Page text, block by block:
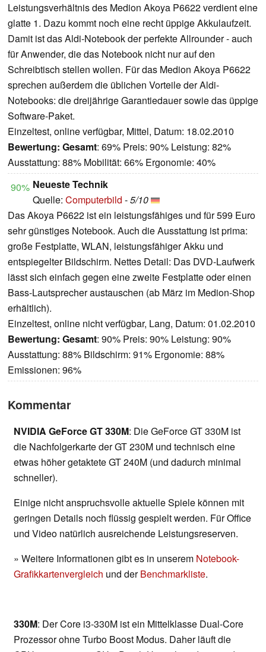
Leistungsverhältnis des Medion Akoya P6622 verdient eine
glatte 1. Dazu kommt noch eine recht üppige Akkulaufzeit.
Damit ist das Aldi-Notebook der perfekte Allrounder - auch
für Anwender, die das Notebook nicht nur auf den
Schreibtisch stellen wollen. Für das Medion Akoya P6622
sprechen außerdem die üblichen Vorteile der Aldi-
Notebooks: die dreijährige Garantiedauer sowie das üppige
Software-Paket.
Einzeltest, online verfügbar, Mittel, Datum: 18.02.2010
Bewertung: Gesamt: 69% Preis: 90% Leistung: 82%
Ausstattung: 88% Mobilität: 66% Ergonomie: 40%
90% Neueste Technik
Quelle: Computerbild -5/10
Das Akoya P6622 ist ein leistungsfähiges und für 599 Euro
sehr günstiges Notebook. Auch die Ausstattung ist prima:
große Festplatte, WLAN, leistungsfähiger Akku und
entspiegelter Bildschirm. Nettes Detail: Das DVD-Laufwerk
lässt sich einfach gegen eine zweite Festplatte oder einen
Bass-Lautsprecher austauschen (ab März im Medion-Shop
erhältlich).
Einzeltest, online nicht verfügbar, Lang, Datum: 01.02.2010
Bewertung: Gesamt: 90% Preis: 90% Leistung: 90%
Ausstattung: 88% Bildschirm: 91% Ergonomie: 88%
Emissionen: 96%
Kommentar
NVIDIA GeForce GT 330M: Die GeForce GT 330M ist
die Nachfolgerkarte der GT 230M und technisch eine
etwas höher getaktete GT 240M (und dadurch minimal
schneller).
Einige nicht anspruchsvolle aktuelle Spiele können mit
geringen Details noch flüssig gespielt werden. Für Office
und Video natürlich ausreichende Leistungsreserven.
» Weitere Informationen gibt es in unserem Notebook-
Grafikkartenvergleich und derBenchmarkliste.
330M: Der Core i3-330M ist ein Mittelklasse Dual-Core
Prozessor ohne Turbo Boost Modus. Daher läuft die